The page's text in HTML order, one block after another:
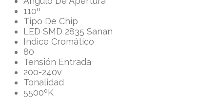
110º
Tipo De Chip
LED SMD 2835 Sanan
Indice Cromático
80
Tensión Entrada
200-240v
Tonalidad
5500ºK